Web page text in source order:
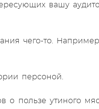
вашу
чего-то.
персоной.
о пользе утиного